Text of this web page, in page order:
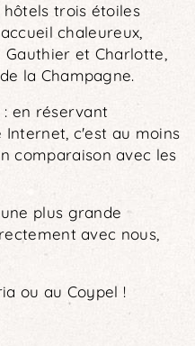
trois étoiles
chaleureux,
et Charlotte,
la Champagne.
en réservant
c'est au moins
comparaison avec les
plus grande
avec nous,
ou au Coypel !